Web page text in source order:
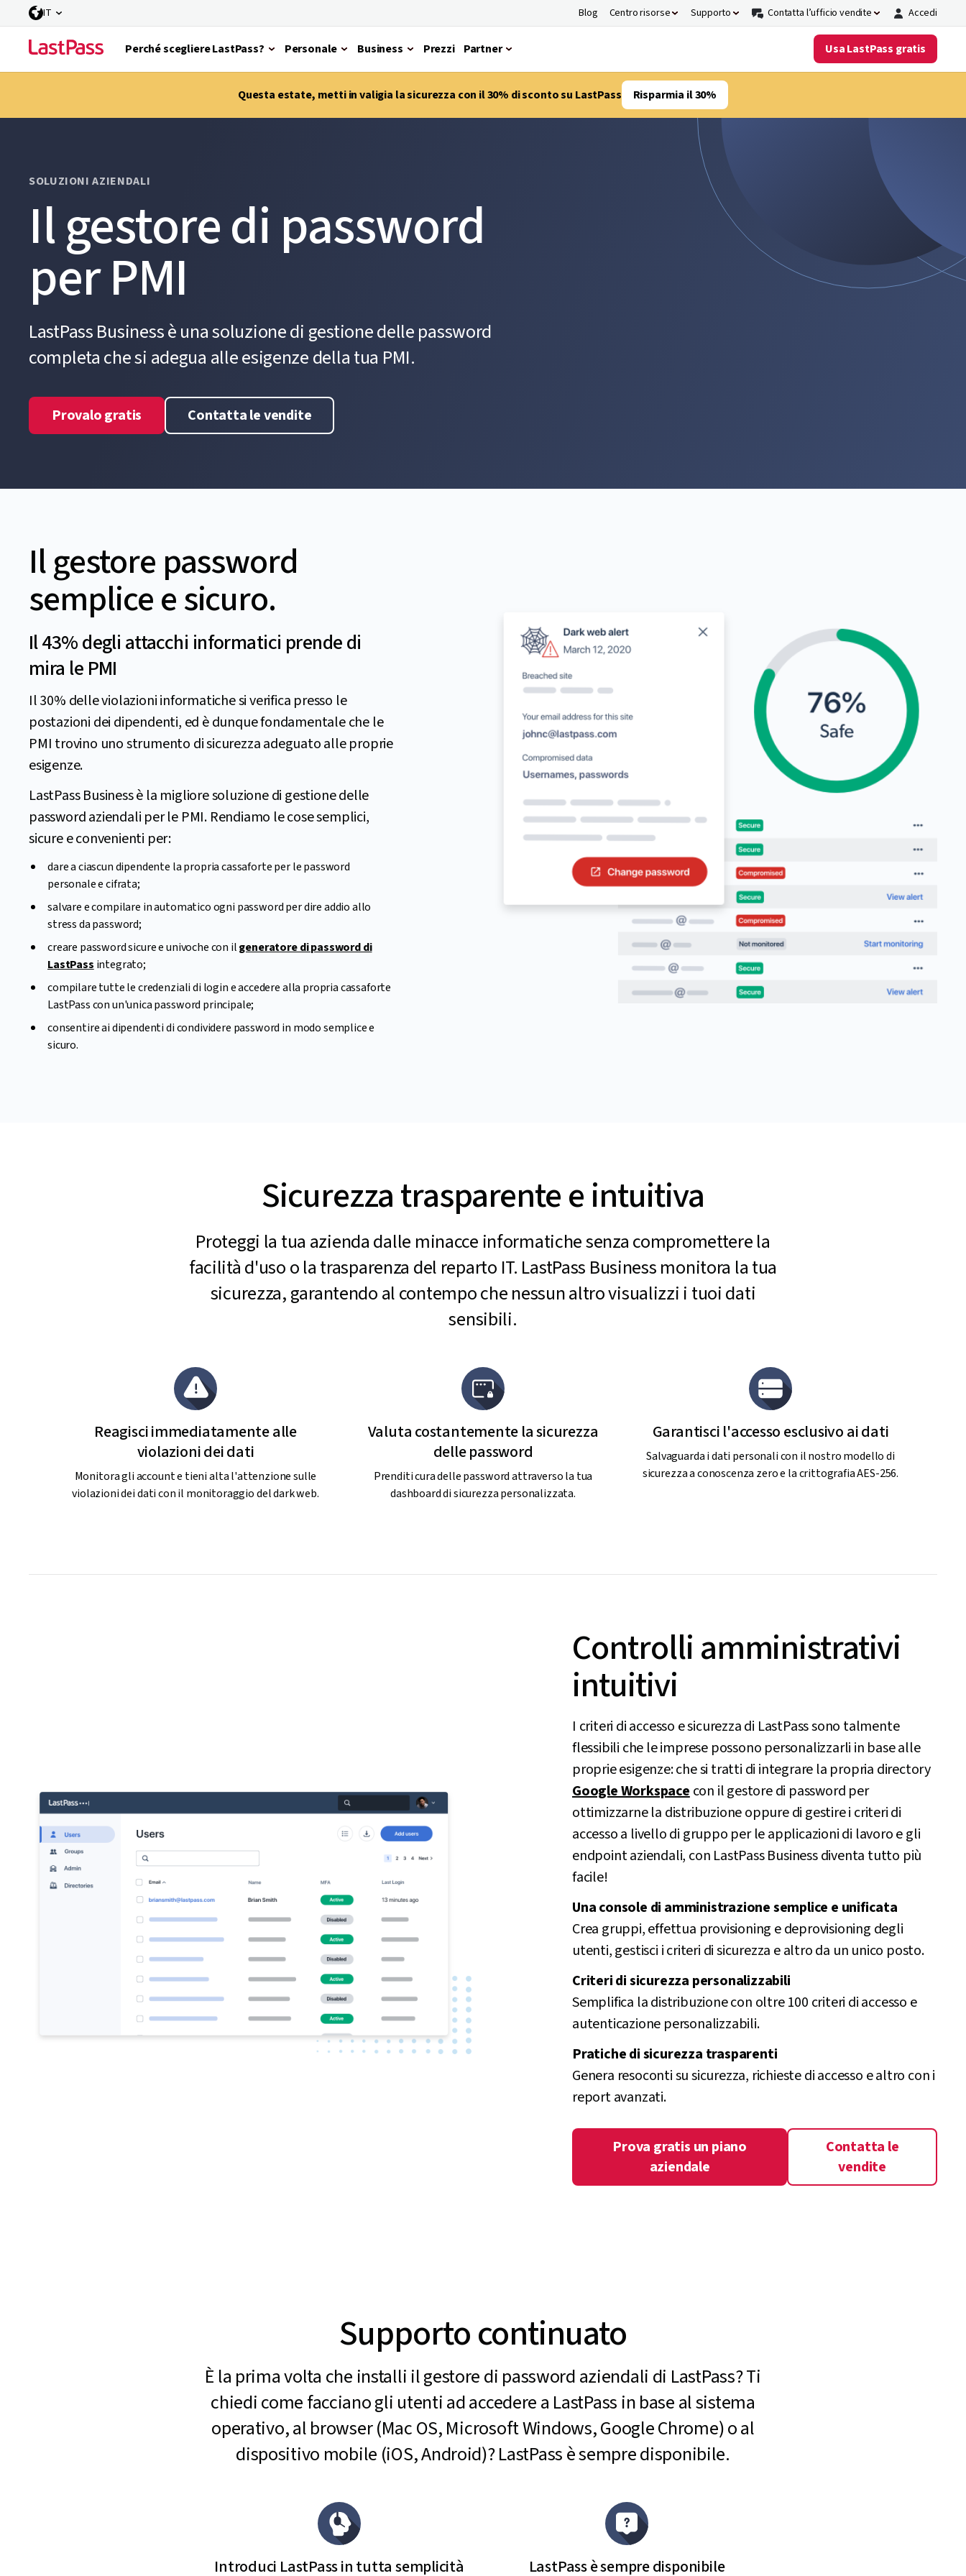
IT Blog Centro risorse Supporto Contatta l’ufficio vendite Accedi
Perché scegliere LastPass? Personale Business Prezzi Partner Usa LastPass gratis
Questa estate, metti in valigia la sicurezza con il 30% di sconto su LastPass Risparmia il 30%
SOLUZIONI AZIENDALI
Il gestore di password
per PMI
LastPass Business è una soluzione di gestione delle password
completa che si adegua alle esigenze della tua PMI.
Provalo gratis Contatta le vendite
Il gestore password
semplice e sicuro.
Il 43% degli attacchi informatici prende di
mira le PMI
Il 30% delle violazioni informatiche si verifica presso le
postazioni dei dipendenti, ed è dunque fondamentale che le
PMI trovino uno strumento di sicurezza adeguato alle proprie
esigenze.
LastPass Business è la migliore soluzione di gestione delle
password aziendali per le PMI. Rendiamo le cose semplici,
sicure e convenienti per:
dare a ciascun dipendente la propria cassaforte per le password
personale e cifrata;
salvare e compilare in automatico ogni password per dire addio allo
stress da password;
creare password sicure e univoche con ilgeneratore di password di
LastPass integrato;
compilare tutte le credenziali di login e accedere alla propria cassaforte
LastPass con un'unica password principale;
consentire ai dipendenti di condividere password in modo semplice e
sicuro.
Sicurezza trasparente e intuitiva
Proteggi la tua azienda dalle minacce informatiche senza compromettere la
facilità d'uso o la trasparenza del reparto IT. LastPass Business monitora la tua
sicurezza, garantendo al contempo che nessun altro visualizzi i tuoi dati
sensibili.
Reagisci immediatamente alle
violazioni dei dati
Monitora gli account e tieni alta l'attenzione sulle
violazioni dei dati con il monitoraggio del dark web.
Valuta costantemente la sicurezza
delle password
Prenditi cura delle password attraverso la tua
dashboard di sicurezza personalizzata.
Garantisci l'accesso esclusivo ai dati
Salvaguarda i dati personali con il nostro modello di
sicurezza a conoscenza zero e la crittografia AES-256.
Controlli amministrativi
intuitivi
I criteri di accesso e sicurezza di LastPass sono talmente
flessibili che le imprese possono personalizzarli in base alle
proprie esigenze: che si tratti di integrare la propria directory
Google Workspacecon il gestore di password per
ottimizzarne la distribuzione oppure di gestire i criteri di
accesso a livello di gruppo per le applicazioni di lavoro e gli
endpoint aziendali, con LastPass Business diventa tutto più
facile!
Una console di amministrazione semplice e unificata
Crea gruppi, effettua provisioning e deprovisioning degli
utenti, gestisci i criteri di sicurezza e altro da un unico posto.
Criteri di sicurezza personalizzabili
Semplifica la distribuzione con oltre 100 criteri di accesso e
autenticazione personalizzabili.
Pratiche di sicurezza trasparenti
Genera resoconti su sicurezza, richieste di accesso e altro con i
report avanzati.
Prova gratis un piano
aziendale
Contatta le
vendite
Supporto continuato
È la prima volta che installi il gestore di password aziendali di LastPass? Ti
chiedi come facciano gli utenti ad accedere a LastPass in base al sistema
operativo, al browser (Mac OS, Microsoft Windows, Google Chrome) o al
dispositivo mobile (iOS, Android)? LastPass è sempre disponibile.
Introduci LastPass in tutta semplicità LastPass è sempre disponibile